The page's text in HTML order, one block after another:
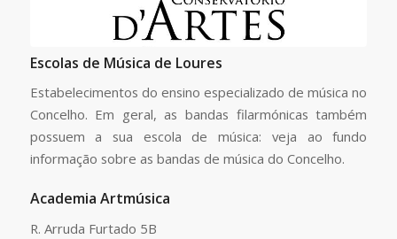
Escolas de Música de Loures
Estabelecimentos do ensino especializado de música no
Concelho. Em geral, as bandas filarmónicas também
possuem a sua escola de música: veja ao fundo
informação sobre as bandas de música do Concelho.
Academia Artmúsica
R. Arruda Furtado 5B